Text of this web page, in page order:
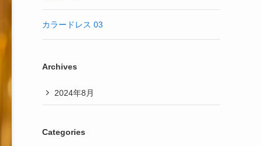
カラードレス 03
Archives
2024年8月
Categories